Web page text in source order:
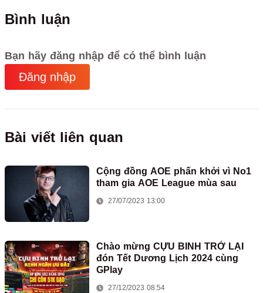
Bình luận
Bạn hãy đăng nhập để có thể bình luận
Đăng nhập
Bài viết liên quan
Cộng đồng AOE phấn khởi vì No1
tham gia AOE League mùa sau
27/07/2023 13:00
Chào mừng CỰU BINH TRỞ LẠI
đón Tết Dương Lịch 2024 cùng
GPlay
27/12/2023 08:54